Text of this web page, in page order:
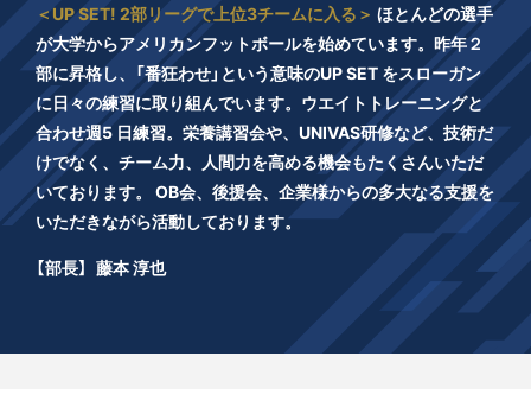
＜UP SET! 2部リーグで上位3チームに入る＞ ほとんどの選手
が大学からアメリカンフットボールを始めています。昨年２
部に昇格し、「番狂わせ」という意味のUP SET をスローガン
に日々の練習に取り組んでいます。ウエイトトレーニングと
合わせ週5 日練習。栄養講習会や、UNIVAS研修など、技術だ
けでなく、チーム力、人間力を高める機会もたくさんいただ
いております。 OB会、後援会、企業様からの多大なる支援を
いただきながら活動しております。
【部長】 藤本 淳也